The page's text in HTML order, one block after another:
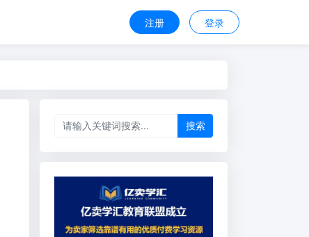
注册 登录
搜索